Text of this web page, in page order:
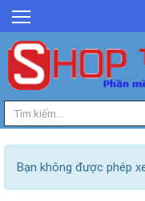
GIỚI THIỆU
TIN TỨC
SẢN PHẨM
DỊCH VỤ
TIỆN ÍCH
Bạn không được phép